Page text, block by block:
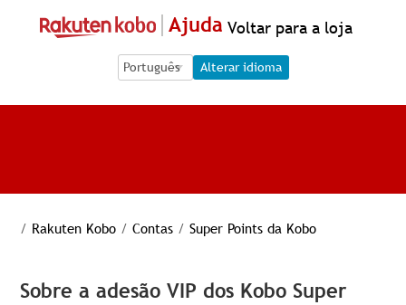
Ajuda Voltar para a loja
Language Selection
Language Selection
Alterar idioma
/ Rakuten Kobo / Contas / Super Points da Kobo
Sobre a adesão VIP dos Kobo Super